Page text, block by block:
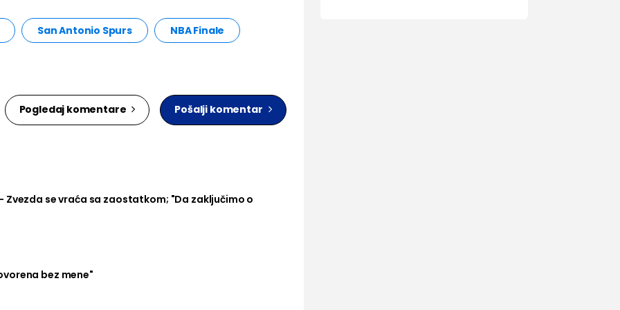
San Antonio Spurs NBA Finale
Pogledaj komentare Pošalji komentar
se vraća sa zaostatkom; "Da zaključimo o
bez mene"